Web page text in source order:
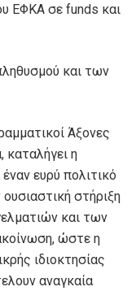
ΕΦΚΑ σε funds και
και των
Άξονες
καταλήγει η
ευρύ πολιτικό
στήριξη
και των
ώστε η
ιδιοκτησίας
αναγκαία